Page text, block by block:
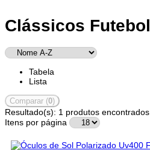
Clássicos Futebol
Tabela
Lista
Comparar (0)
Resultado(s): 1 produtos encontrados
Itens por página